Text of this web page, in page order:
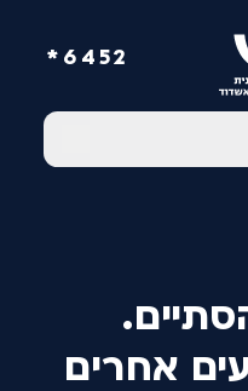
6452*
אחרים